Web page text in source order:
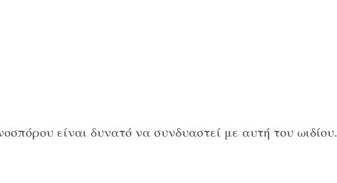
είναι δυνατό να συνδυαστεί με αυτή του ωιδίου.